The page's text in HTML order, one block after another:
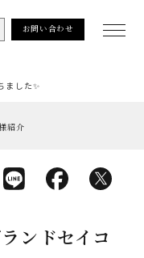
お問い合わせ
ました✨
紹介
ンドセイコ